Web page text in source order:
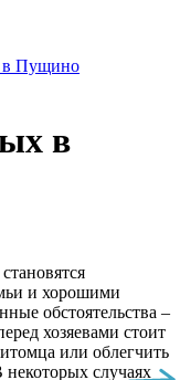
в Пущино
в
и хорошими
обстоятельства –
хозяевами стоит
или облегчить
случаях